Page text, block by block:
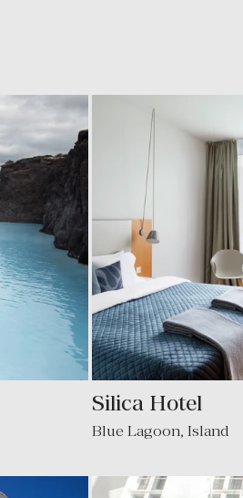
Silica Hotel
Blue Lagoon, Island